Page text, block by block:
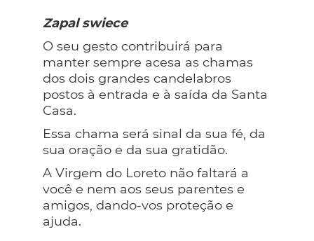
Zapal swiece
O seu gesto contribuirá para
manter sempre acesa as chamas
dos dois grandes candelabros
postos à entrada e à saída da Santa
Casa.
Essa chama será sinal da sua fé, da
sua oração e da sua gratidão.
A Virgem do Loreto não faltará a
você e nem aos seus parentes e
amigos, dando-vos proteção e
ajuda.